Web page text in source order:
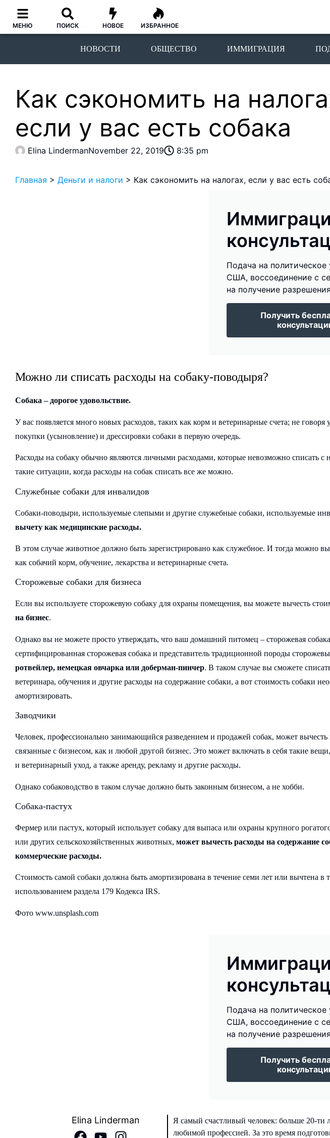
МЕНЮ ПОИСК НОВОЕ ИЗБРАННОЕ
НОВОСТИ ОБЩЕСТВО ИММИГРАЦИЯ
Как сэкономить на
если у вас есть собака
Elina LindermanNovember 22, 2019 8:35 pm
Главная > Деньги и налоги > Как сэкономить на налогах, если у вас есть
Подача на
США, воссоединение с
на получение
Получить
Можно ли списать расходы на собаку-поводыря?
Собака – дорогое удовольствие.
У вас появляется много новых расходов, таких как корм и ветеринарные счета; не говоря
покупки (усыновление) и дрессировки собаки в первую очередь.
Расходы на собаку обычно являются личными расходами, которые невозможно списать с
такие ситуации, когда расходы на собак списать все же можно.
Служебные собаки для инвалидов
Собаки-поводыри, используемые слепыми и другие служебные собаки, используемые
вычету как медицинские расходы.
В этом случае животное должно быть зарегистрировано как служебное. И тогда можно
как собачий корм, обучение, лекарства и ветеринарные счета.
Сторожевые собаки для бизнеса
Если вы используете сторожевую собаку для охраны помещения, вы можете вычесть
на бизнес.
Однако вы не можете просто утверждать, что ваш домашний питомец – сторожевая
сертифицированная сторожевая собака и представитель традиционной породы
ротвейлер, немецкая овчарка или доберман-пинчер. В таком случае вы сможете
ветеринара, обучения и другие расходы на содержание собаки, а вот стоимость собаки
амортизировать.
Заводчики
Человек, профессионально занимающийся разведением и продажей собак, может вычесть
связанные с бизнесом, как и любой другой бизнес. Это может включать в себя такие
и ветеринарный уход, а также аренду, рекламу и другие расходы.
Однако собаководство в таком случае должно быть законным бизнесом, а не хобби.
Собака-пастух
Фермер или пастух, который использует собаку для выпаса или охраны крупного
или других сельскохозяйственных животных, может вычесть расходы на содержание
коммерческие расходы.
Стоимость самой собаки должна быть амортизирована в течение семи лет или вычтена в
использованием раздела 179 Кодекса IRS.
Фото www.unsplash.com
Подача на
США, воссоединение с
на получение
Получить
Elina Linderman
Я самый счастливый человек: больше 20-ти
любимой профессией. За это время